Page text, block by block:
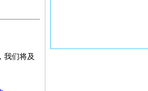
我们将及